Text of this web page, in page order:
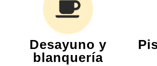
Desayuno y
blanquería